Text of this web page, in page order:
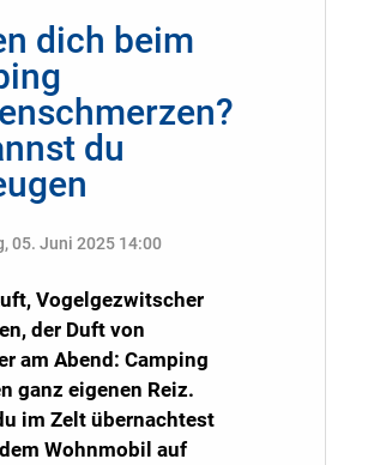
dich beim
du
05. Juni 2025 14:00
Vogelgezwitscher
der Duft von
am Abend: Camping
ganz eigenen Reiz.
im Zelt übernachtest
Wohnmobil auf